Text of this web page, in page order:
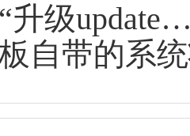
升级
自带的系